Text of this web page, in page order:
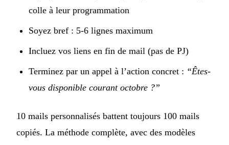
colle à leur programmation
Soyez bref : 5-6 lignes maximum
Incluez vos liens en fin de mail (pas de PJ)
Terminez par un appel à l’action concret : “Êtes-
vous disponible courant octobre ?”
10 mails personnalisés battent toujours 100 mails
copiés. La méthode complète, avec des modèles